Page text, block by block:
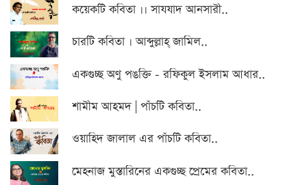
কয়েকটি কবিতা ।। সাযযাদ আনসারী..
চারটি কবিতা । আব্দুল্লাহ্ জামিল..
একগুচ্ছ অণু পঙক্তি - রফিকুল ইসলাম আধার..
শামীম আহমদ | পাঁচটি কবিতা..
ওয়াহিদ জালাল এর পাঁচটি কবিতা..
মেহনাজ মুস্তারিনের একগুচ্ছ প্রেমের কবিতা..